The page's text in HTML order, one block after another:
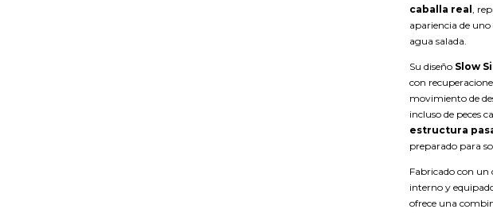
caballa real
,
apariencia de uno
agua salada.
Su diseño Slow
con
movimiento de
incluso de peces
estructura
preparado para
Fabricado con un
interno y
ofrece una